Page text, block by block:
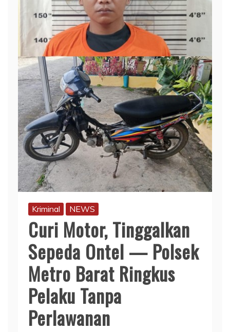
Kriminal NEWS
Curi Motor, Tinggalkan
Sepeda Ontel — Polsek
Metro Barat Ringkus
Pelaku Tanpa
Perlawanan